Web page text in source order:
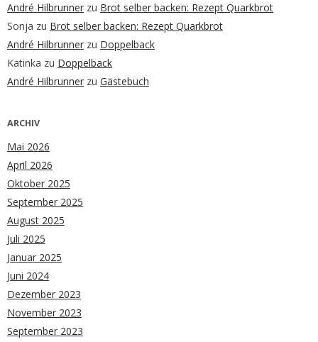
André Hilbrunner zu Brot selber backen: Rezept Quarkbrot
Sonja zu Brot selber backen: Rezept Quarkbrot
André Hilbrunner zu Doppelback
Katinka zu Doppelback
André Hilbrunner zu Gästebuch
ARCHIV
Mai 2026
April 2026
Oktober 2025
September 2025
August 2025
Juli 2025
Januar 2025
Juni 2024
Dezember 2023
November 2023
September 2023